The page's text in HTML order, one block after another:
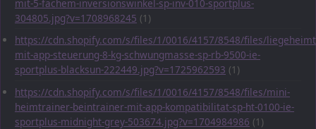
mit-5-fachem-inversionswinkel-sp-inv-010-sportplus-
304805.jpg?v=1708968245 (1)
https://cdn.shopify.com/s/files/1/0016/4157/8548/files/
mit-app-steuerung-8-kg-schwungmasse-sp-rb-9500-ie-
sportplus-blacksun-222449.jpg?v=1725962593 (1)
https://cdn.shopify.com/s/files/1/0016/4157/8548/files/mini-
heimtrainer-beintrainer-mit-app-kompatibilitat-sp-ht-0100-ie-
sportplus-midnight-grey-503674.jpg?v=1704984986 (1)